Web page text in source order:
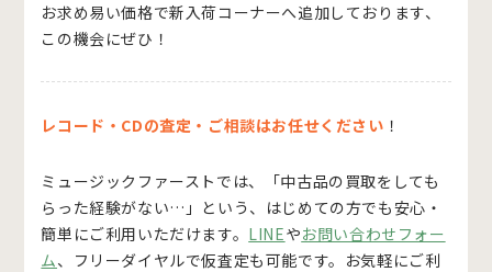
お求め易い価格で新入荷コーナーへ追加しております、
この機会にぜひ！
レコード・CDの査定・ご相談はお任せください ！
ミュージックファーストでは、「中古品の買取をしても
らった経験がない…」という、はじめての方でも安心・
簡単にご利用いただけます。 LINEやお問い合わせフォー
ム、フリーダイヤルで仮査定も可能です。お気軽にご利